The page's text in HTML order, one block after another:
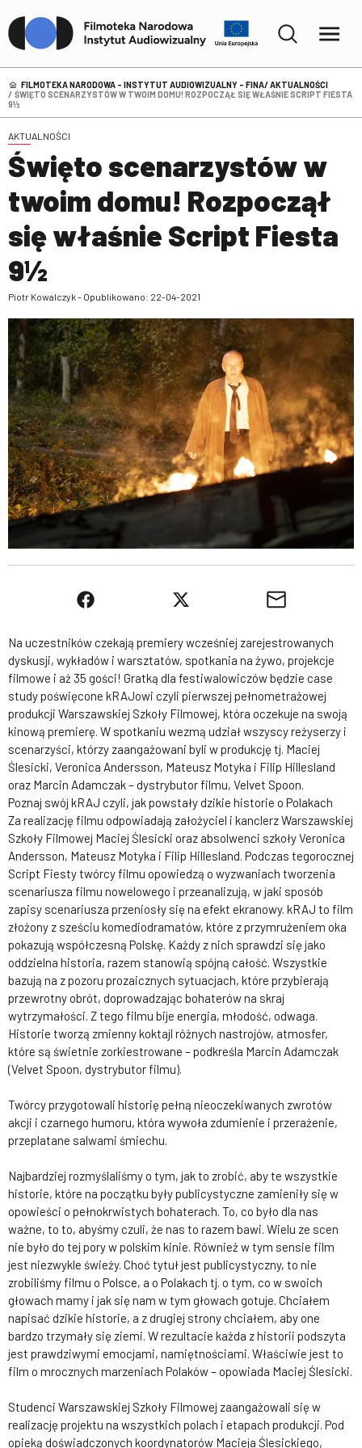
FILMOTEKA NARODOWA – INSTYTUT AUDIOWIZUALNY - FINA AKTUALNOŚCI
ŚWIĘTO SCENARZYSTÓW W TWOIM DOMU! ROZPOCZĄŁ SIĘ WŁAŚNIE SCRIPT FIESTA
9½
AKTUALNOŚCI
Święto scenarzystów w
twoim domu! Rozpoczął
się właśnie Script Fiesta
9½
Piotr Kowalczyk - Opublikowano: 22-04-2021
Na uczestników czekają premiery wcześniej zarejestrowanych
dyskusji, wykładów i warsztatów, spotkania na żywo, projekcje
filmowe i aż 35 gości! Gratką dla festiwalowiczów będzie case
study poświęcone kRAJowi czyli pierwszej pełnometrażowej
produkcji Warszawskiej Szkoły Filmowej, która oczekuje na swoją
kinową premierę. W spotkaniu wezmą udział wszyscy reżyserzy i
scenarzyści, którzy zaangażowani byli w produkcję tj. Maciej
Ślesicki, Veronica Andersson, Mateusz Motyka i Filip Hillesland
oraz Marcin Adamczak – dystrybutor filmu, Velvet Spoon.
Poznaj swój kRAJ czyli, jak powstały dzikie historie o Polakach
Za realizację filmu odpowiadają założyciel i kanclerz Warszawskiej
Szkoły Filmowej Maciej Ślesicki oraz absolwenci szkoły Veronica
Andersson, Mateusz Motyka i Filip Hillesland. Podczas tegorocznej
Script Fiesty twórcy filmu opowiedzą o wyzwaniach tworzenia
scenariusza filmu nowelowego i przeanalizują, w jaki sposób
zapisy scenariusza przeniosły się na efekt ekranowy. kRAJ to film
złożony z sześciu komediodramatów, które z przymrużeniem oka
pokazują współczesną Polskę. Każdy z nich sprawdzi się jako
oddzielna historia, razem stanowią spójną całość. Wszystkie
bazują na z pozoru prozaicznych sytuacjach, które przybierają
przewrotny obrót, doprowadzając bohaterów na skraj
wytrzymałości. Z tego filmu bije energia, młodość, odwaga.
Historie tworzą zmienny koktajl różnych nastrojów, atmosfer,
które są świetnie zorkiestrowane – podkreśla Marcin Adamczak
(Velvet Spoon, dystrybutor filmu).
Twórcy przygotowali historię pełną nieoczekiwanych zwrotów
akcji i czarnego humoru, która wywoła zdumienie i przerażenie,
przeplatane salwami śmiechu.
Najbardziej rozmyślaliśmy o tym, jak to zrobić, aby te wszystkie
historie, które na początku były publicystyczne zamieniły się w
opowieści o pełnokrwistych bohaterach. To, co było dla nas
ważne, to to, abyśmy czuli, że nas to razem bawi. Wielu ze scen
nie było do tej pory w polskim kinie. Również w tym sensie film
jest niezwykle świeży. Choć tytuł jest publicystyczny, to nie
zrobiliśmy filmu o Polsce, a o Polakach tj. o tym, co w swoich
głowach mamy i jak się nam w tym głowach gotuje. Chciałem
napisać dzikie historie, a z drugiej strony chciałem, aby one
bardzo trzymały się ziemi. W rezultacie każda z historii podszyta
jest prawdziwymi emocjami, namiętnościami. Właściwie jest to
film o mrocznych marzeniach Polaków – opowiada Maciej Ślesicki.
Studenci Warszawskiej Szkoły Filmowej zaangażowali się w
realizację projektu na wszystkich polach i etapach produkcji. Pod
opieką doświadczonych koordynatorów Macieja Ślesickiego,